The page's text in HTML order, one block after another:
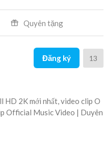
Quyên tặng
Đăng ký 13
HD 2K mới nhất, video clip O
Official Music Video | Duyên